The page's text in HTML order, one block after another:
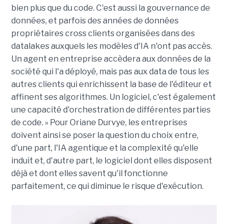
bien plus que du code. C'est aussi la gouvernance de
données, et parfois des années de données
propriétaires cross clients organisées dans des
datalakes auxquels les modèles d'IA n'ont pas accès.
Un agent en entreprise accèdera aux données de la
société qui l'a déployé, mais pas aux data de tous les
autres clients qui enrichissent la base de l'éditeur et
affinent ses algorithmes. Un logiciel, c'est également
une capacité d'orchestration de différentes parties
de code. » Pour Oriane Durvye, les entreprises
doivent ainsi se poser la question du choix entre,
d'une part, l'IA agentique et la complexité qu'elle
induit et, d'autre part, le logiciel dont elles disposent
déjà et dont elles savent qu'il fonctionne
parfaitement, ce qui diminue le risque d'exécution.